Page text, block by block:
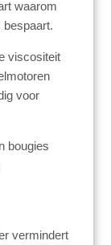
waarom
bespaart.
viscositeit
voor
bougies
vermindert